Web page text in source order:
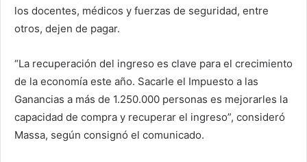
los docentes, médicos y fuerzas de seguridad, entre
otros, dejen de pagar.
“La recuperación del ingreso es clave para el crecimiento
de la economía este año. Sacarle el Impuesto a las
Ganancias a más de 1.250.000 personas es mejorarles la
capacidad de compra y recuperar el ingreso”, consideró
Massa, según consignó el comunicado.